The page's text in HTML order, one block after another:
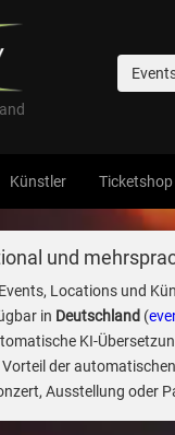
Künstler Ticketshop
und
Locations und
in Deutschland (
KI-
der
Ausstellung oder